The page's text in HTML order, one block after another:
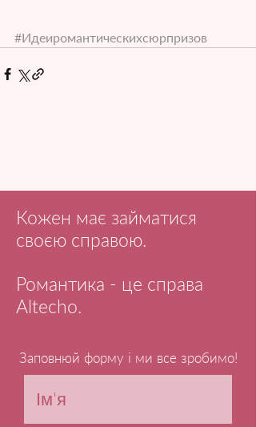
#Идеиромантическихсюрпризов
Кожен має займатися
своєю справою.
Романтика - це справа
Altecho.
Заповнюй форму і ми все зробимо!